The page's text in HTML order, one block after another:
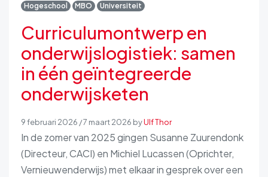
Hogeschool MBO Universiteit
Curriculumontwerp en
onderwijslogistiek: samen
in één geïntegreerde
onderwijsketen
9 februari 2026 /7 maart 2026 byUlf Thor
In de zomer van 2025 gingen Susanne Zuurendonk
(Directeur, CACI) en Michiel Lucassen (Oprichter,
Vernieuwenderwijs) met elkaar in gesprek over een